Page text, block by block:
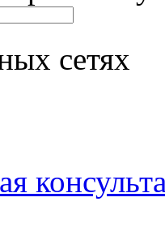
сетях